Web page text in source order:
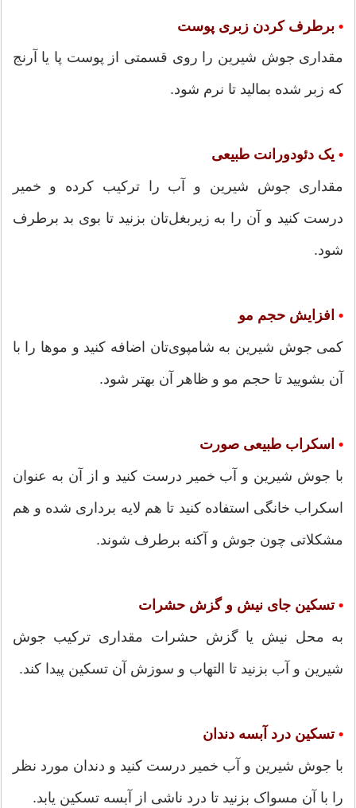
• برطرف کردن زبری پوست
مقداری جوش شیرین را روی قسمتی از پوست پا یا آرنج
که زبر شده بمالید تا نرم شود.
• یک دئودورانت طبیعی
مقداری جوش شیرین و آب را ترکیب کرده و خمیر
درست کنید و آن را به زیربغل‌تان بزنید تا بوی بد برطرف
شود.
• افزایش حجم مو
کمی جوش شیرین به شامپوی‌تان اضافه کنید و موها را با
آن بشویید تا حجم مو و ظاهر آن بهتر شود.
• اسکراب طبیعی صورت
با جوش شیرین و آب خمیر درست کنید و از آن به عنوان
اسکراب خانگی استفاده کنید تا هم لایه برداری شده و هم
مشکلاتی چون جوش و آکنه برطرف شوند.
• تسکین جای نیش و گزش حشرات
به محل نیش یا گزش حشرات مقداری ترکیب جوش
شیرین و آب بزنید تا التهاب و سوزش آن تسکین پیدا کند.
• تسکین درد آبسه دندان
با جوش شیرین و آب خمیر درست کنید و دندان مورد نظر
را با آن مسواک بزنید تا درد ناشی از آبسه تسکین یابد.